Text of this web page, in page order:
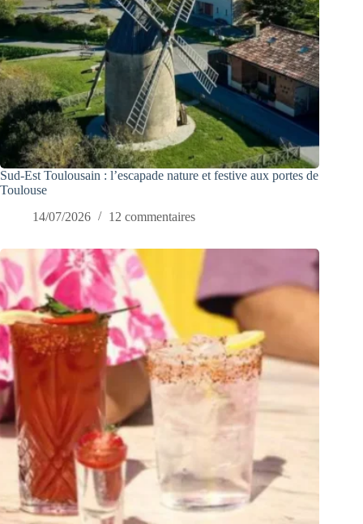
Sud-Est Toulousain : l’escapade nature et festive aux portes de
Toulouse
14/07/2026
12 commentaires